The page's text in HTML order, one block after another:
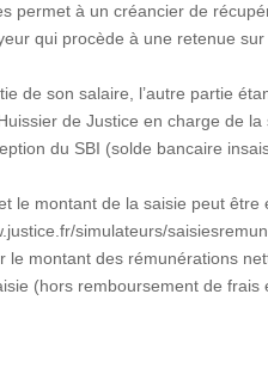
permet à un créancier de
qui procède à une retenue
de son salaire, l’autre partie
de Justice en charge de la
du SBI (solde bancaire
le montant de la saisie peut être
simulateurs/
le montant des rémunérations
(hors remboursement de frais